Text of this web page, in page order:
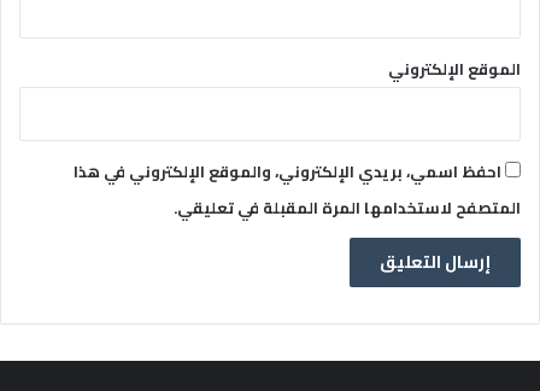
الموقع الإلكتروني
احفظ اسمي، بريدي الإلكتروني، والموقع الإلكتروني في هذا
المتصفح لاستخدامها المرة المقبلة في تعليقي.